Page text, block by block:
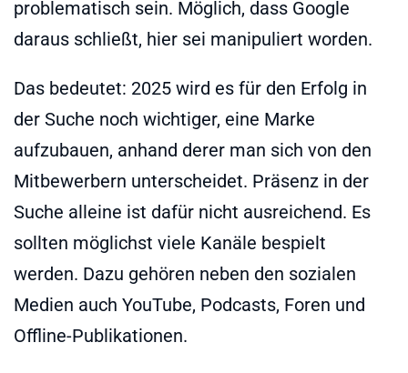
problematisch sein. Möglich, dass Google
daraus schließt, hier sei manipuliert worden.
Das bedeutet: 2025 wird es für den Erfolg in
der Suche noch wichtiger, eine Marke
aufzubauen, anhand derer man sich von den
Mitbewerbern unterscheidet. Präsenz in der
Suche alleine ist dafür nicht ausreichend. Es
sollten möglichst viele Kanäle bespielt
werden. Dazu gehören neben den sozialen
Medien auch YouTube, Podcasts, Foren und
Offline-Publikationen.